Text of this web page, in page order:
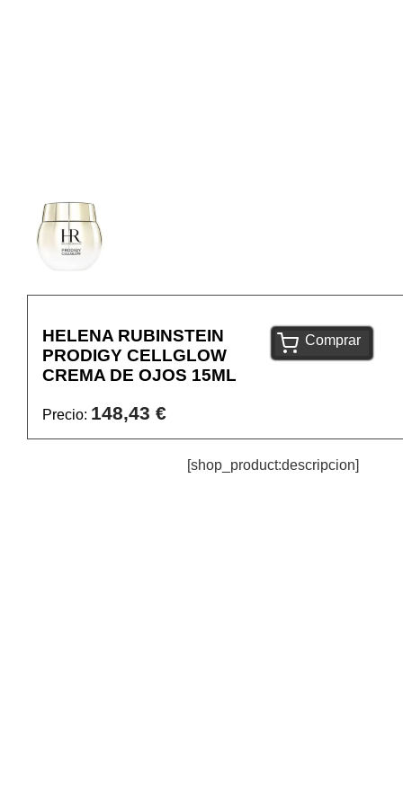
HELENA RUBINSTEIN
PRODIGY CELLGLOW
CREMA DE OJOS 15ML
Precio: 148,43 €
Comprar
[shop_product:descripcion]